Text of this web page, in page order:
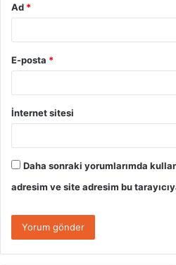
Ad *
E-posta *
İnternet sitesi
Daha sonraki yorumlarımda
adresim ve site adresim bu